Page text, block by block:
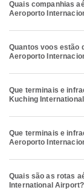
Quais companhias
Aeroporto
Quantos voos estão
Aeroporto
Que terminais e
Kuching
Que terminais e
Aeroporto
Quais são as rotas
International Airport?